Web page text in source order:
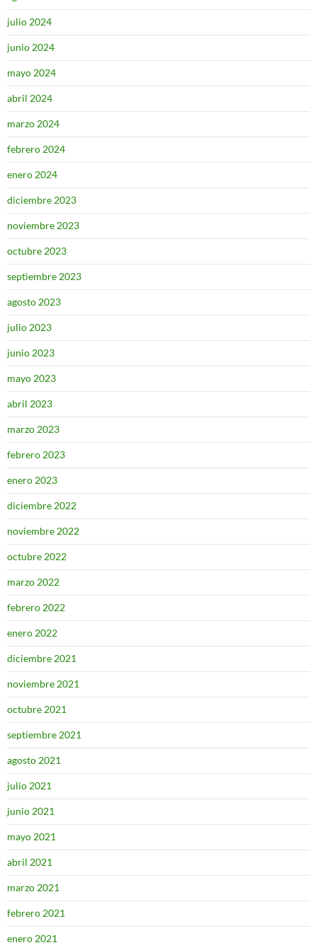
julio 2024
junio 2024
mayo 2024
abril 2024
marzo 2024
febrero 2024
enero 2024
diciembre 2023
noviembre 2023
octubre 2023
septiembre 2023
agosto 2023
julio 2023
junio 2023
mayo 2023
abril 2023
marzo 2023
febrero 2023
enero 2023
diciembre 2022
noviembre 2022
octubre 2022
marzo 2022
febrero 2022
enero 2022
diciembre 2021
noviembre 2021
octubre 2021
septiembre 2021
agosto 2021
julio 2021
junio 2021
mayo 2021
abril 2021
marzo 2021
febrero 2021
enero 2021